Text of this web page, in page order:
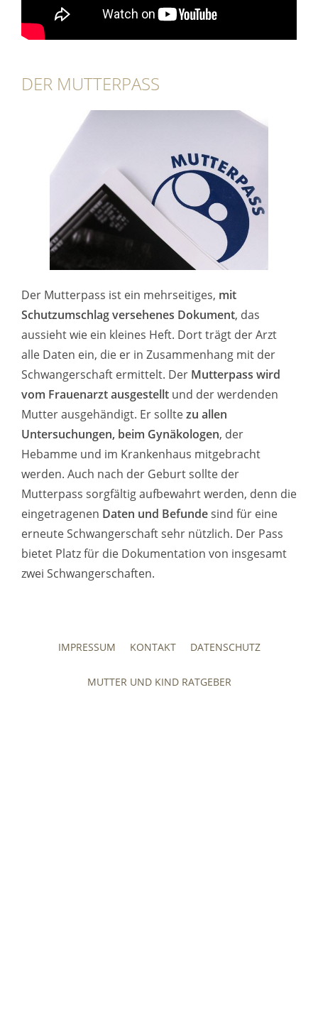
DER MUTTERPASS
Der Mutterpass ist ein mehrseitiges, mit
Schutzumschlag versehenes Dokument, das
aussieht wie ein kleines Heft. Dort trägt der Arzt
alle Daten ein, die er in Zusammenhang mit der
Schwangerschaft ermittelt. Der Mutterpass wird
vom Frauenarzt ausgestellt und der werdenden
Mutter ausgehändigt. Er solltezu allen
Untersuchungen, beim Gynäkologen, der
Hebamme und im Krankenhaus mitgebracht
werden. Auch nach der Geburt sollte der
Mutterpass sorgfältig aufbewahrt werden, denn die
eingetragenen Daten und Befundesind für eine
erneute Schwangerschaft sehr nützlich. Der Pass
bietet Platz für die Dokumentation von insgesamt
zwei Schwangerschaften.
IMPRESSUM KONTAKT DATENSCHUTZ
MUTTER UND KIND RATGEBER